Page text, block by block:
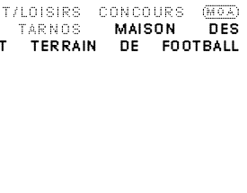
LOISIRS CONCOURS
MOA
MAISON DES
TERRAIN DE FOOTBALL